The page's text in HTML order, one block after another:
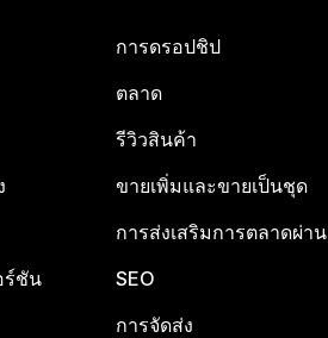
ร์ชัน
การดรอปชิป
ตลาด
รีวิวสินค้า
ขายเพิ่มและขายเป็นชุด
การส่งเสริมการตลาดผ่า
SEO
การจัดส่ง